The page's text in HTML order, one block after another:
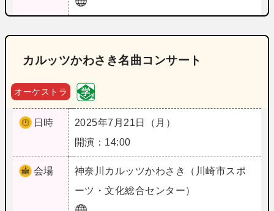
カルッツかわさき名曲コンサート
オーケストラ
日時
2025年7月21日（月）
開演：14:00
会場 神奈川 カルッツかわさき（川崎市スポ
ーツ・文化総合センター）